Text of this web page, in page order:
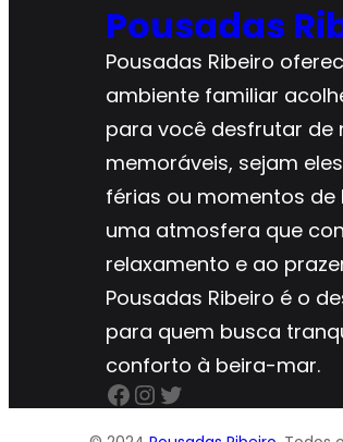
Pousadas
Pousadas Ribeiro
ambiente familiar
para você desfrutar de
memoráveis, sejam
férias ou momentos de
uma atmosfera que
relaxamento e ao
Pousadas Ribeiro é o
para quem busca
conforto à beira-mar.
Facebook InstagramTwitter